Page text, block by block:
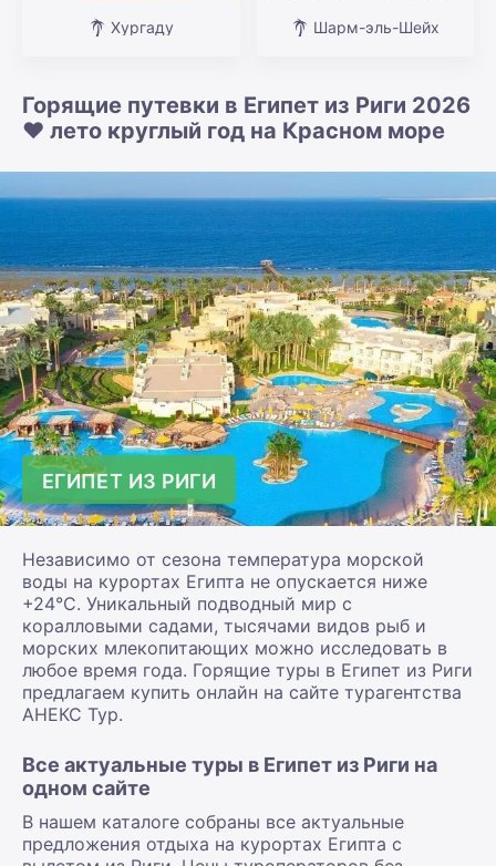
Хургаду Шарм-эль-Шейх
Горящие путевки в Египет из Риги 2026
❤️ лето круглый год на Красном море
ЕГИПЕТ ИЗ РИГИ
Независимо от сезона температура морской
воды на курортах Египта не опускается ниже
+24°С. Уникальный подводный мир с
коралловыми садами, тысячами видов рыб и
морских млекопитающих можно исследовать в
любое время года. Горящие туры в Египет из Риги
предлагаем купить онлайн на сайте турагентства
АНЕКС Тур.
Все актуальные туры в Египет из Риги на
одном сайте
В нашем каталоге собраны все актуальные
предложения отдыха на курортах Египта с